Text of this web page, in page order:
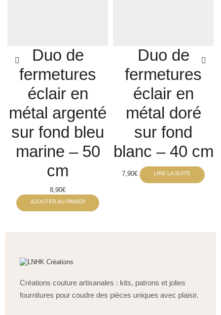
Duo de
fermetures
éclair en
métal argenté
sur fond bleu
marine – 50
cm
8,90€
AJOUTER AU PANIER
Duo de
fermetures
éclair en
métal doré
sur fond
blanc – 40 cm
7,90€ LIRE LA SUITE
Créations couture artisanales : kits, patrons et jolies
fournitures pour coudre des pièces uniques avec plaisir.